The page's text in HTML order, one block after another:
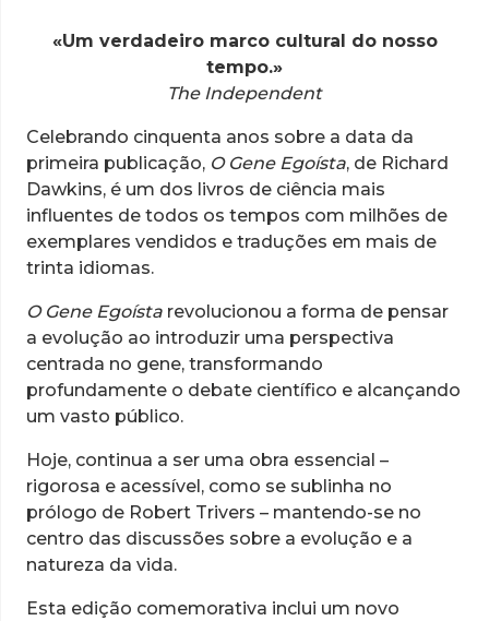
«Um verdadeiro marco cultural do nosso
tempo.»
The Independent
Celebrando cinquenta anos sobre a data da
primeira publicação, O Gene Egoísta, de Richard
Dawkins, é um dos livros de ciência mais
influentes de todos os tempos com milhões de
exemplares vendidos e traduções em mais de
trinta idiomas.
O Gene Egoísta revolucionou a forma de pensar
a evolução ao introduzir uma perspectiva
centrada no gene, transformando
profundamente o debate científico e alcançando
um vasto público.
Hoje, continua a ser uma obra essencial –
rigorosa e acessível, como se sublinha no
prólogo de Robert Trivers – mantendo-se no
centro das discussões sobre a evolução e a
natureza da vida.
Esta edição comemorativa inclui um novo